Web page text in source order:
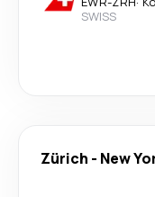
SWISS
Zürich - New